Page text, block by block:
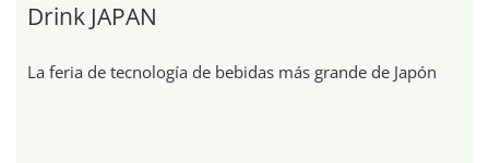
Drink JAPAN
La feria de tecnología de bebidas más grande de Japón